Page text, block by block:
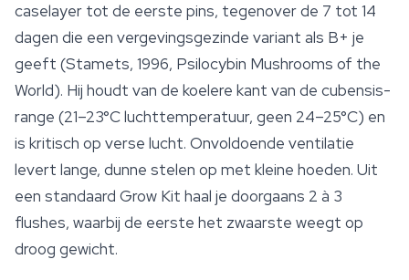
caselayer tot de eerste pins, tegenover de 7 tot 14
dagen die een vergevingsgezinde variant als B+ je
geeft (Stamets, 1996, Psilocybin Mushrooms of the
World). Hij houdt van de koelere kant van de cubensis-
range (21–23°C luchttemperatuur, geen 24–25°C) en
is kritisch op verse lucht. Onvoldoende ventilatie
levert lange, dunne stelen op met kleine hoeden. Uit
een standaard Grow Kit haal je doorgaans 2 à 3
flushes, waarbij de eerste het zwaarste weegt op
droog gewicht.